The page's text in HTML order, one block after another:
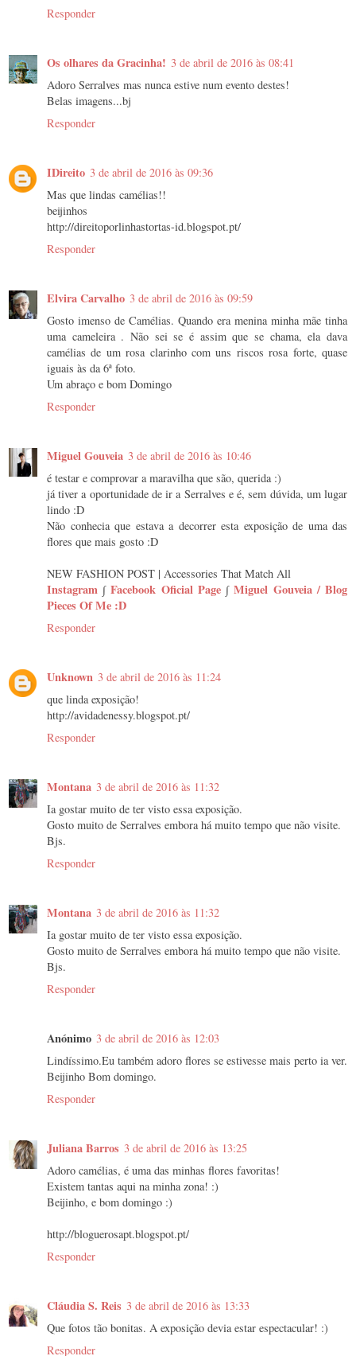
Responder
Os olhares da Gracinha! 3 de abril de 2016 às 08:41
Adoro Serralves mas nunca estive num evento destes!
Belas imagens...bj
Responder
IDireito 3 de abril de 2016 às 09:36
Mas que lindas camélias!!
beijinhos
http://direitoporlinhastortas-id.blogspot.pt/
Responder
Elvira Carvalho 3 de abril de 2016 às 09:59
Gosto imenso de Camélias. Quando era menina minha mãe tinha
uma cameleira . Não sei se é assim que se chama, ela dava
camélias de um rosa clarinho com uns riscos rosa forte, quase
iguais às da 6ª foto.
Um abraço e bom Domingo
Responder
Miguel Gouveia 3 de abril de 2016 às 10:46
é testar e comprovar a maravilha que são, querida :)
já tiver a oportunidade de ir a Serralves e é, sem dúvida, um lugar
lindo :D
Não conhecia que estava a decorrer esta exposição de uma das
flores que mais gosto :D
NEW FASHION POST | Accessories That Match All
Instagram ∫Facebook Oficial Page∫Miguel Gouveia / Blog
Pieces Of Me :D
Responder
Unknown 3 de abril de 2016 às 11:24
que linda exposição!
http://avidadenessy.blogspot.pt/
Responder
Montana 3 de abril de 2016 às 11:32
Ia gostar muito de ter visto essa exposição.
Gosto muito de Serralves embora há muito tempo que não visite.
Bjs.
Responder
Montana 3 de abril de 2016 às 11:32
Ia gostar muito de ter visto essa exposição.
Gosto muito de Serralves embora há muito tempo que não visite.
Bjs.
Responder
Anónimo 3 de abril de 2016 às 12:03
Lindíssimo.Eu também adoro flores se estivesse mais perto ia ver.
Beijinho Bom domingo.
Responder
Juliana Barros 3 de abril de 2016 às 13:25
Adoro camélias, é uma das minhas flores favoritas!
Existem tantas aqui na minha zona! :)
Beijinho, e bom domingo :)
http://bloguerosapt.blogspot.pt/
Responder
Cláudia S. Reis 3 de abril de 2016 às 13:33
Que fotos tão bonitas. A exposição devia estar espectacular! :)
Responder